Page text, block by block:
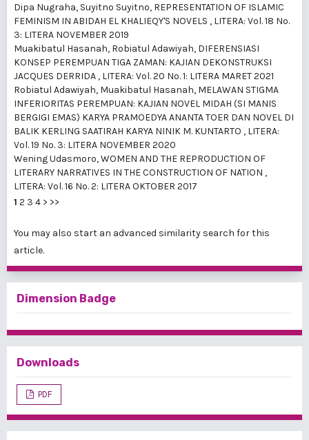
Dipa Nugraha, Suyitno Suyitno, REPRESENTATION OF ISLAMIC
FEMINISM IN ABIDAH EL KHALIEQY'S NOVELS , LITERA: Vol. 18 No.
3: LITERA NOVEMBER 2019
Muakibatul Hasanah, Robiatul Adawiyah, DIFERENSIASI
KONSEP PEREMPUAN TIGA ZAMAN: KAJIAN DEKONSTRUKSI
JACQUES DERRIDA , LITERA: Vol. 20 No. 1: LITERA MARET 2021
Robiatul Adawiyah, Muakibatul Hasanah, MELAWAN STIGMA
INFERIORITAS PEREMPUAN: KAJIAN NOVEL MIDAH (SI MANIS
BERGIGI EMAS) KARYA PRAMOEDYA ANANTA TOER DAN NOVEL DI
BALIK KERLING SAATIRAH KARYA NINIK M. KUNTARTO , LITERA:
Vol. 19 No. 3: LITERA NOVEMBER 2020
Wening Udasmoro,WOMEN AND THE REPRODUCTION OF
LITERARY NARRATIVES IN THE CONSTRUCTION OF NATION ,
LITERA: Vol. 16 No. 2: LITERA OKTOBER 2017
1 2 3 4 > >>
You may also start an advanced similarity search for this
article.
Dimension Badge
Downloads
PDF